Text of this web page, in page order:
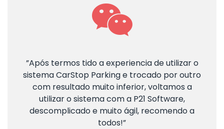
”Após termos tido a experiencia de utilizar o
sistema CarStop Parking e trocado por outro
com resultado muito inferior, voltamos a
utilizar o sistema com a P21 Software,
descomplicado e muito ágil, recomendo a
todos!”